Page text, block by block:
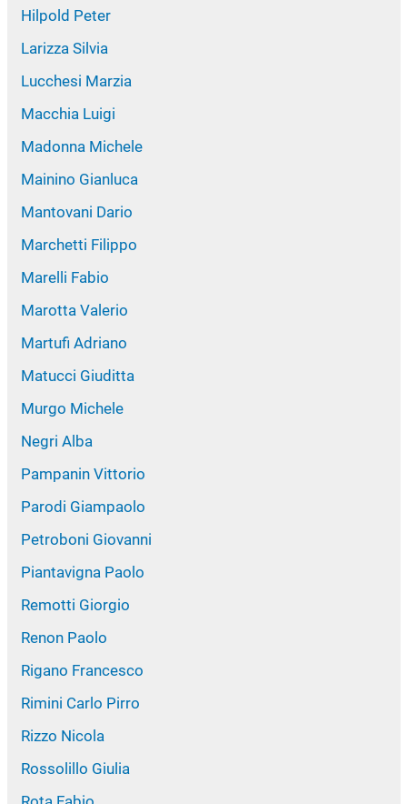
Hilpold Peter
Larizza Silvia
Lucchesi Marzia
Macchia Luigi
Madonna Michele
Mainino Gianluca
Mantovani Dario
Marchetti Filippo
Marelli Fabio
Marotta Valerio
Martufi Adriano
Matucci Giuditta
Murgo Michele
Negri Alba
Pampanin Vittorio
Parodi Giampaolo
Petroboni Giovanni
Piantavigna Paolo
Remotti Giorgio
Renon Paolo
Rigano Francesco
Rimini Carlo Pirro
Rizzo Nicola
Rossolillo Giulia